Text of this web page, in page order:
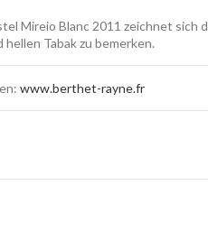
Mireio Blanc 2011 zeichnet
Tabak zu bemerken.
www.berthet-rayne.fr